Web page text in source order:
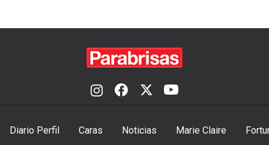
Diario Perfil Caras Noticias Marie Claire